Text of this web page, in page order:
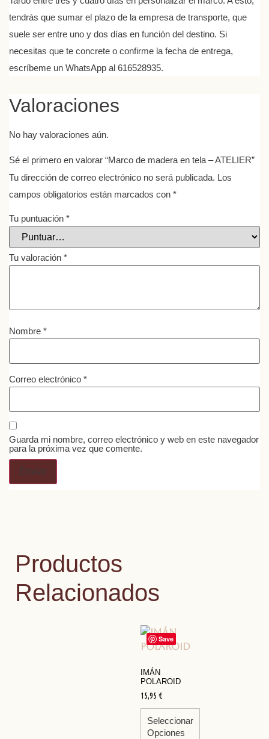
tendrás que sumar el plazo de la empresa de transporte, que
suele ser entre uno y dos días en función del destino. Si
necesitas que te concrete o confirme la fecha de entrega,
escríbeme un WhatsApp al 616528935.
Valoraciones
No hay valoraciones aún.
Sé el primero en valorar “Marco de madera en tela – ATELIER”
Tu dirección de correo electrónico no será publicada. Los
campos obligatorios están marcados con *
Tu puntuación *
Tu valoración *
Nombre *
Correo electrónico *
Guarda mi nombre, correo electrónico y web en este navegador
para la próxima vez que comente.
Productos
Relacionados
Save
IMÁN
POLAROID
15,95 €
Seleccionar
Opciones